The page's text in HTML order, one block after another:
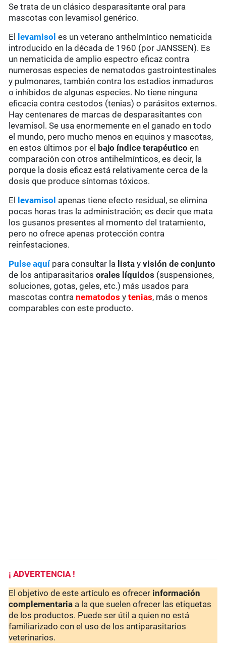
Se trata de un clásico desparasitante oral para
mascotas con levamisol genérico.
El
levamisol es un veterano anthelmíntico nematicida
introducido en la década de 1960 (por JANSSEN). Es
un nematicida de amplio espectro eficaz contra
numerosas especies de nematodos gastrointestinales
y pulmonares, también contra los estadios inmaduros
o inhibidos de algunas especies. No tiene ninguna
eficacia contra cestodos (tenias) o parásitos externos.
Hay centenares de marcas de desparasitantes con
levamisol. Se usa enormemente en el ganado en todo
el mundo, pero mucho menos en equinos y mascotas,
en estos últimos por el bajo índice terapéuticoen
comparación con otros antihelmínticos, es decir, la
porque la dosis eficaz está relativamente cerca de la
dosis que produce síntomas tóxicos.
El
levamisol apenas tiene efecto residual, se elimina
pocas horas tras la administración; es decir que mata
los gusanos presentes al momento del tratamiento,
pero no ofrece apenas protección contra
reinfestaciones.
Pulse aquípara consultar la lista yvisión de conjunto
de los antiparasitariosorales líquidos (suspensiones,
soluciones, gotas, geles, etc.) más usados para
mascotas contranematodos ytenias, más o menos
comparables con este producto.
¡ ADVERTENCIA !
El objetivo de este artículo es ofrecer información
complementaria a la que suelen ofrecer las etiquetas
de los productos. Puede ser útil a quien no está
familiarizado con el uso de los antiparasitarios
veterinarios.